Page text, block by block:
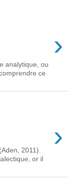
›
analytique, ou
ce
›
2011).
or il